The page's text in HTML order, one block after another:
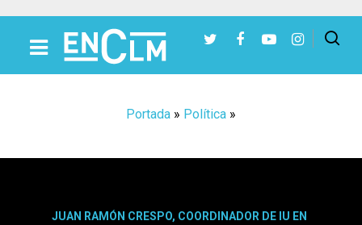
Portada » Política »
JUAN RAMÓN CRESPO, COORDINADOR DE IU EN